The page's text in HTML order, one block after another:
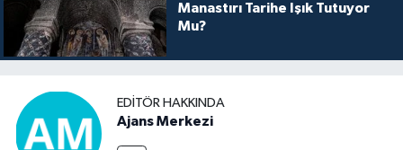
Manastırı Tarihe Işık Tutuyor
Mu?
EDITÖR HAKKINDA
Ajans Merkezi